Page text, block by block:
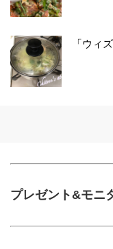
「ウィ
プレゼント&モニ